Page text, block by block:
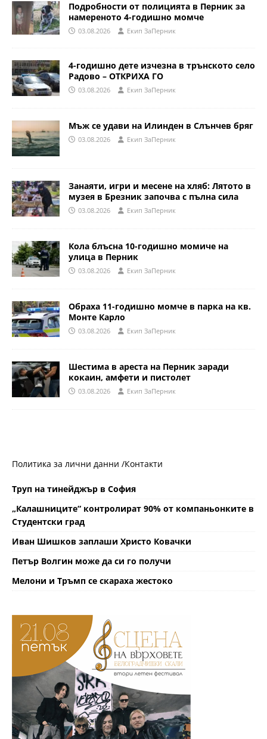
Подробности от полицията в Перник за
намереното 4-годишно момче
03.08.2026 Eкип ЗаПерник
4-годишно дете изчезна в трънското село
Радово – ОТКРИХА ГО
03.08.2026 Eкип ЗаПерник
Мъж се удави на Илинден в Слънчев бряг
03.08.2026 Eкип ЗаПерник
Занаяти, игри и месене на хляб: Лятото в
музея в Брезник започва с пълна сила
03.08.2026 Eкип ЗаПерник
Кола блъсна 10-годишно момиче на
улица в Перник
03.08.2026 Eкип ЗаПерник
Обраха 11-годишно момче в парка на кв.
Монте Карло
03.08.2026 Eкип ЗаПерник
Шестима в ареста на Перник заради
кокаин, амфети и пистолет
03.08.2026 Eкип ЗаПерник
Политика за лични данни /Контакти
Труп на тинейджър в София
„Калашниците“ контролират 90% от компаньонките в
Студентски град
Иван Шишков заплаши Христо Ковачки
Петър Волгин може да си го получи
Мелони и Тръмп се скараха жестоко